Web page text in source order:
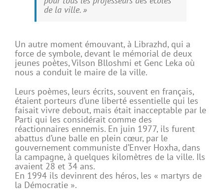
de la ville. »
Un autre moment émouvant, à Librazhd, qui a
force de symbole, devant le mémorial de deux
jeunes poètes, Vilson Blloshmi et Genc Leka où
nous a conduit le maire de la ville.
Leurs poèmes, leurs écrits, souvent en français,
étaient porteurs d’une liberté essentielle qui les
faisait vivre debout, mais était inacceptable par le
Parti qui les considérait comme des
réactionnaires ennemis. En juin 1977, ils furent
abattus d’une balle en plein cœur, par le
gouvernement communiste d’Enver Hoxha, dans
la campagne, à quelques kilomètres de la ville. Ils
avaient 28 et 34 ans.
En 1994 ils devinrent des héros, les « martyrs de
la Démocratie ».